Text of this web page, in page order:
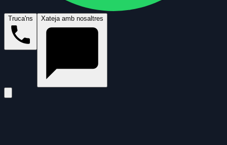
Truca'ns Xateja amb nosaltres